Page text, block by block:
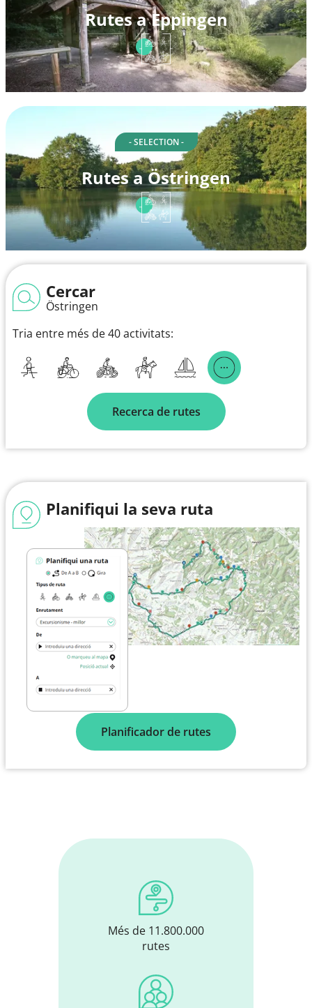
Rutes a Eppingen
- SELECTION -
Rutes a Östringen
Cercar
Östringen
Tria entre més de 40 activitats:
Recerca de rutes
Planifiqui la seva ruta
Planificador de rutes
Més de 11.800.000
rutes